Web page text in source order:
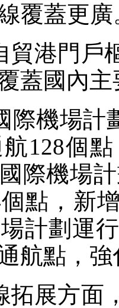
覆蓋更廣
港門戶
蓋國內
機場計
128個
際機場
點，新
計劃運
航點，
展方面